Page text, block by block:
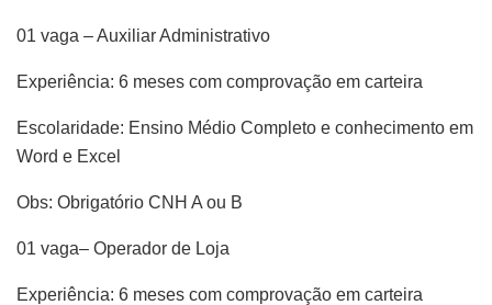
01 vaga – Auxiliar Administrativo
Experiência: 6 meses com comprovação em carteira
Escolaridade: Ensino Médio Completo e conhecimento em
Word e Excel
Obs: Obrigatório CNH A ou B
01 vaga– Operador de Loja
Experiência: 6 meses com comprovação em carteira